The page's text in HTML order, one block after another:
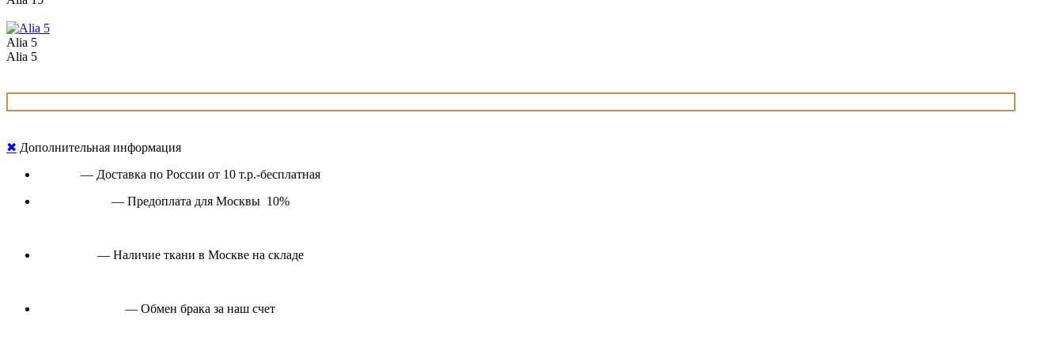
Alia 5
Alia 5
✖ Дополнительная информация
— Доставка по России от 10 т.р.-бесплатная
— Предоплата для Москвы 10%
— Наличие ткани в Москве на складе
— Обмен брака за наш счет